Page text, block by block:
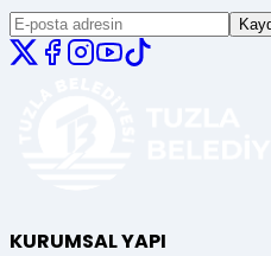
KURUMSAL YAPI